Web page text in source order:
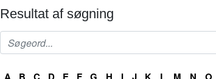
Resultat af søgning